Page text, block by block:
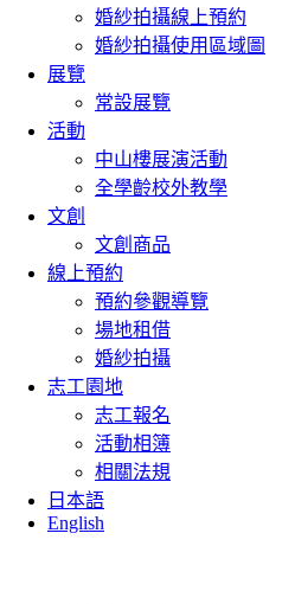
婚紗拍攝線上預約
婚紗拍攝使用區域圖
展覽
常設展覽
活動
中山樓展演活動
全學齡校外教學
文創
文創商品
線上預約
預約參觀導覽
場地租借
婚紗拍攝
志工園地
志工報名
活動相簿
相關法規
日本語
English